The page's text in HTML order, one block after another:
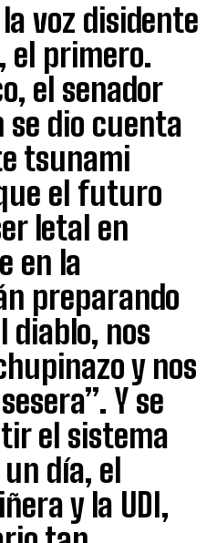
voz disidente
el primero.
el senador
se dio cuenta
tsunami
el futuro
letal en
en la
preparando
diablo, nos
y nos
Y se
el sistema
día, el
y la UDI,